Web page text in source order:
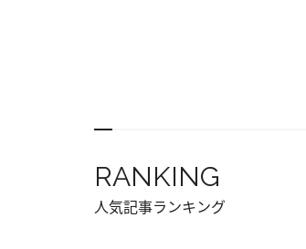
RANKING
人気記事ランキング